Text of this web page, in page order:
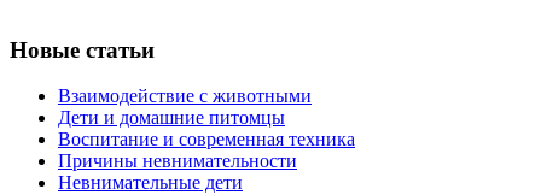
Новые статьи
Взаимодействие с животными
Дети и домашние питомцы
Воспитание и современная техника
Причины невнимательности
Невнимательные дети